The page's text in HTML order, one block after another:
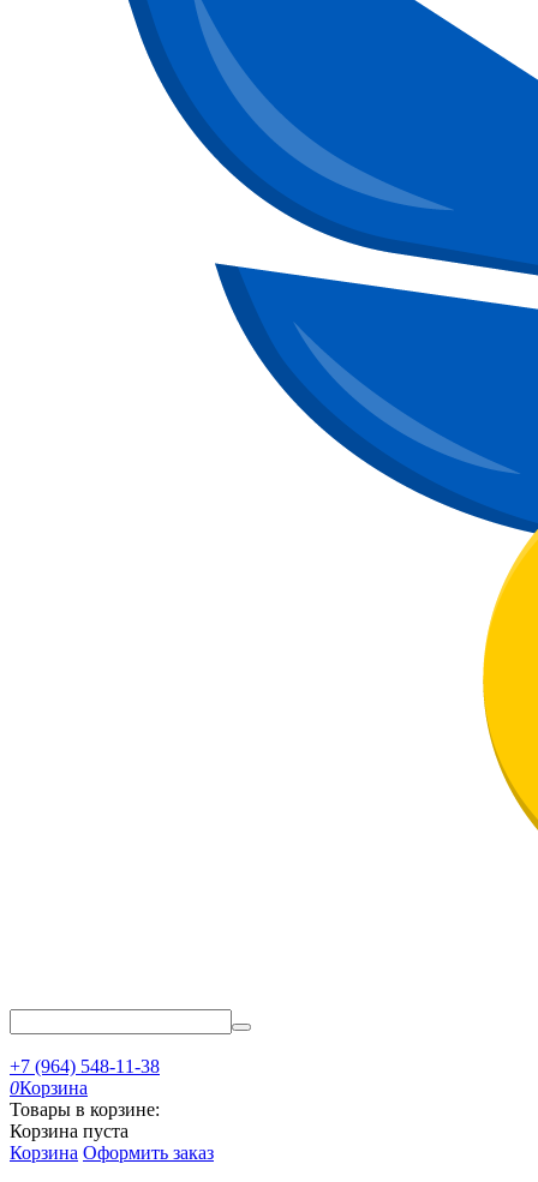
+7 (964) 548-11-38
0Корзина
Товары в корзине:
Корзина пуста
Корзина Оформить заказ